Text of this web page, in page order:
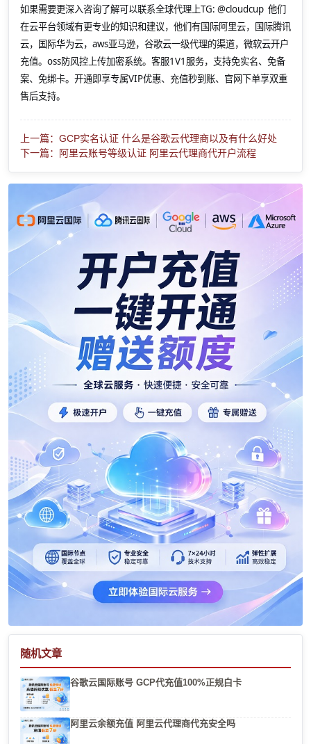
如果需要更深入咨询了解可以联系全球代理上TG: @cloudcup 他们
在云平台领域有更专业的知识和建议，他们有国际阿里云，国际腾讯
云，国际华为云，aws亚马逊，谷歌云一级代理的渠道，微软云开户
充值。oss防风控上传加密系统。客服1V1服务，支持免实名、免备
案、免绑卡。开通即享专属VIP优惠、充值秒到账、官网下单享双重
售后支持。
上一篇：GCP实名认证 什么是谷歌云代理商以及有什么好处
下一篇：阿里云账号等级认证 阿里云代理商代开户流程
随机文章
谷歌云国际账号 GCP代充值100%正规白卡
阿里云余额充值 阿里云代理商代充安全吗